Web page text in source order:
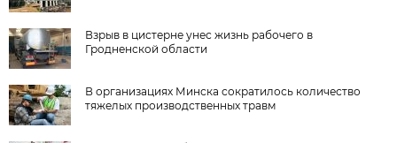
Взрыв в цистерне унес жизнь рабочего в
Гродненской области
В организациях Минска сократилось количество
тяжелых производственных травм